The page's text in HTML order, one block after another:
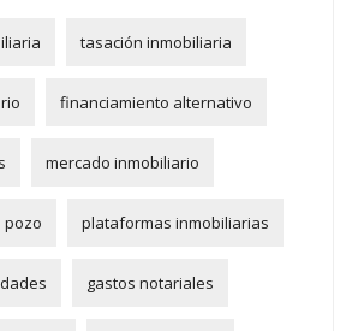
tasación inmobiliaria
financiamiento alternativo
mercado inmobiliario
pozo plataformas inmobiliarias
gastos notariales